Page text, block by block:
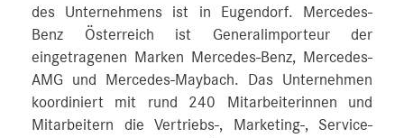
des Unternehmens ist in Eugendorf. Mercedes-
Benz Österreich ist Generalimporteur der
eingetragenen Marken Mercedes-Benz, Mercedes-
AMG und Mercedes-Maybach. Das Unternehmen
koordiniert mit rund 240 Mitarbeiterinnen und
Mitarbeitern die Vertriebs-, Marketing-, Service-